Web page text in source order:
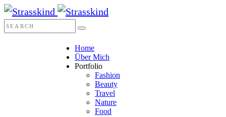
Home
Über Mich
Portfolio
Fashion
Beauty
Travel
Nature
Food